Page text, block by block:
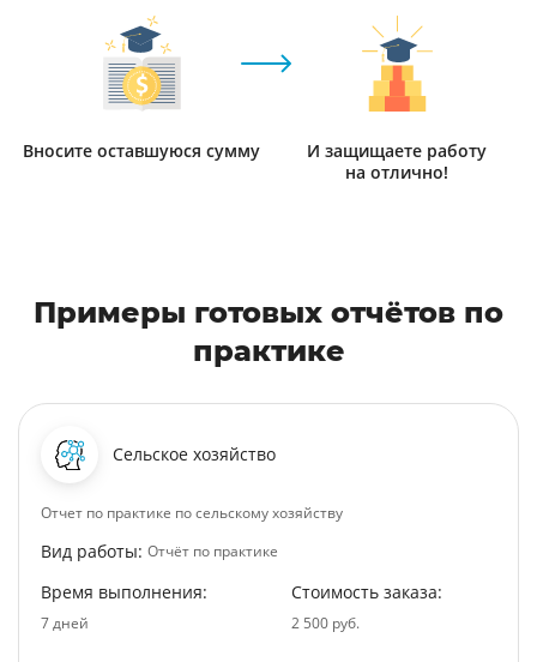
Вносите оставшуюся сумму
И защищаете работу
на отлично!
Примеры готовых отчётов по
практике
Сельское хозяйство
Отчет по практике по сельскому хозяйству
Вид работы: Отчёт по практике
Время выполнения:
7 дней
Стоимость заказа:
2 500 руб.